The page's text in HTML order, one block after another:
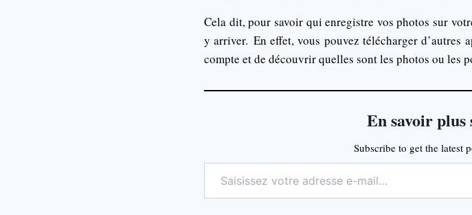
Cela dit, pour savoir qui enregistre vos photos sur
y arriver. En effet, vous pouvez télécharger
compte et de découvrir quelles sont les photos ou les
En savoir plus
Subscribe to get the latest